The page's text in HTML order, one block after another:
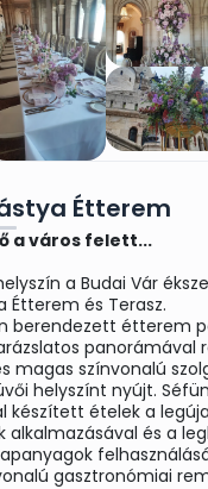
Étterem
a város felett...
a Budai Vár
Étterem és Terasz.
berendezett étterem
panorámával
magas színvonalú
helyszínt nyújt.
készített ételek a
alkalmazásával és a
gasztronómiai